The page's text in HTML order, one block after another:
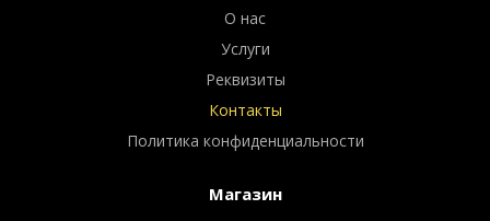
О нас
Услуги
Реквизиты
Контакты
Политика конфиденциальности
Магазин